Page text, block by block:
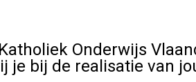
Onderwijs
je bij de realisatie van